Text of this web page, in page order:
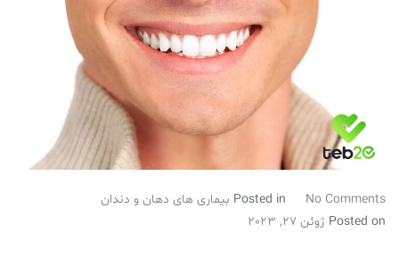
No Comments
Posted in بیماری های دهان و دندان
Posted on ژوئن 27, 2023